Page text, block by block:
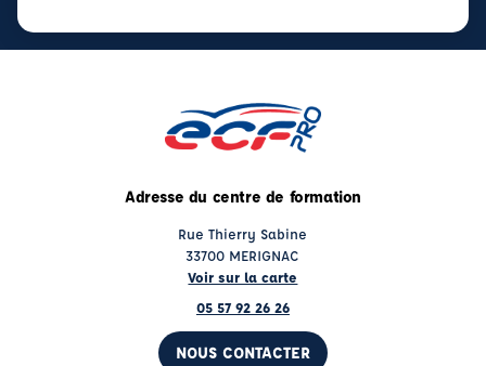
Adresse du centre de formation
Rue Thierry Sabine
33700 MERIGNAC
Voir sur la carte
05 57 92 26 26
NOUS CONTACTER